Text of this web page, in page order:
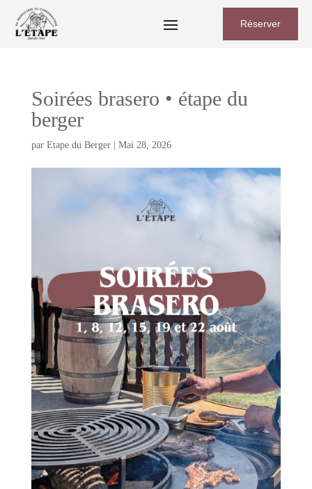
Réserver
Soirées brasero • étape du
berger
par Etape du Berger| Mai 28, 2026